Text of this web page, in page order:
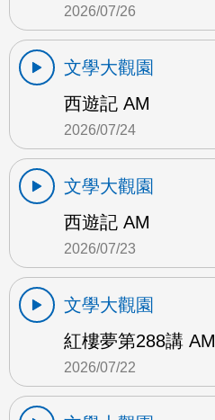
2026/07/26
文學大觀園
西遊記 AM
2026/07/24
文學大觀園
西遊記 AM
2026/07/23
文學大觀園
紅樓夢第288講 AM
2026/07/22